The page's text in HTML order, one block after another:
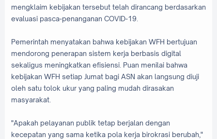
mengklaim kebijakan tersebut telah dirancang berdasarkan
evaluasi pasca-penanganan COVID-19.
Pemerintah menyatakan bahwa kebijakan WFH bertujuan
mendorong penerapan sistem kerja berbasis digital
sekaligus meningkatkan efisiensi. Puan menilai bahwa
kebijakan WFH setiap Jumat bagi ASN akan langsung diuji
oleh satu tolok ukur yang paling mudah dirasakan
masyarakat.
"Apakah pelayanan publik tetap berjalan dengan
kecepatan yang sama ketika pola kerja birokrasi berubah,"